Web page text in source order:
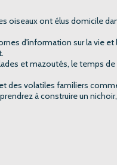
oiseaux ont élus domicile
d'information sur la vie
et mazoutés, le temps
des volatiles familiers
à construire un